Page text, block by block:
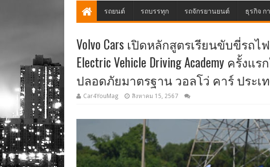
รถยนต์ รถบรรทุก รถจักรยานยนต์ ธุรกิจ ก
Volvo Cars เปิดหลักสูตรเรียนขับขี่รถไ
Electric Vehicle Driving Academy ครั้
ปลอดภัยมาตรฐาน วอลโว่ คาร์ ประเ
Car4YouMag สิงหาคม 15, 2567